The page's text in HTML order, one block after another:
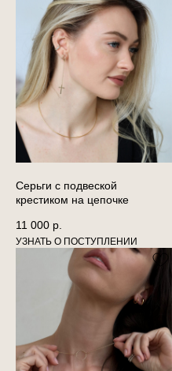
Серьги с подвеской
крестиком на цепочке
11 000 р.